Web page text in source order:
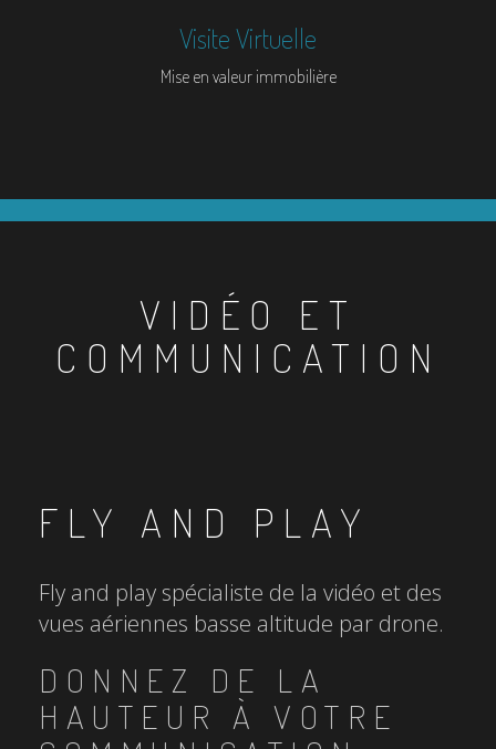
Visite Virtuelle
Mise en valeur immobilière
VIDÉO ET
COMMUNICATION
FLY AND PLAY
Fly and play spécialiste de la vidéo et des
vues aériennes basse altitude par drone.
DONNEZ DE LA
HAUTEUR À VOTRE